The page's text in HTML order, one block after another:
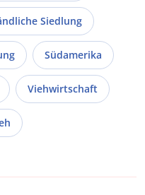
Siedlung
Südamerika
Viehwirtschaft